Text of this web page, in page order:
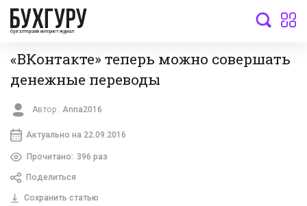
бухгалтерский интернет-журнал
«ВКонтакте» теперь можно совершать
денежные переводы
Автор: Anna2016
Актуально на 22.09.2016
Прочитано: 396 раз
Поделиться
Сохранить статью